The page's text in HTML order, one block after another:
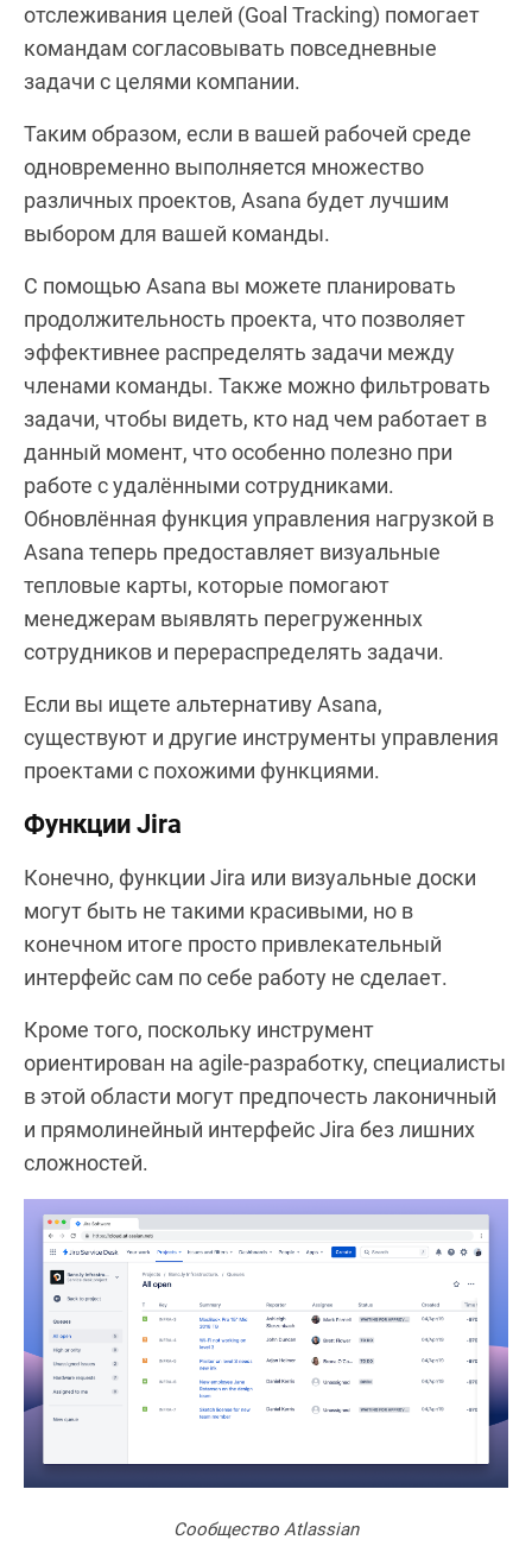
отслеживания целей (Goal Tracking) помогает
командам согласовывать повседневные
задачи с целями компании.
Таким образом, если в вашей рабочей среде
одновременно выполняется множество
различных проектов, Asana будет лучшим
выбором для вашей команды.
С помощью Asana вы можете планировать
продолжительность проекта, что позволяет
эффективнее распределять задачи между
членами команды. Также можно фильтровать
задачи, чтобы видеть, кто над чем работает в
данный момент, что особенно полезно при
работе с удалёнными сотрудниками.
Обновлённая функция управления нагрузкой в
Asana теперь предоставляет визуальные
тепловые карты, которые помогают
менеджерам выявлять перегруженных
сотрудников и перераспределять задачи.
Если вы ищете альтернативу Asana,
существуют и другие инструменты управления
проектами с похожими функциями.
Функции Jira
Конечно, функции Jira или визуальные доски
могут быть не такими красивыми, но в
конечном итоге просто привлекательный
интерфейс сам по себе работу не сделает.
Кроме того, поскольку инструмент
ориентирован на agile-разработку, специалисты
в этой области могут предпочесть лаконичный
и прямолинейный интерфейс Jira без лишних
сложностей.
Сообщество Atlassian